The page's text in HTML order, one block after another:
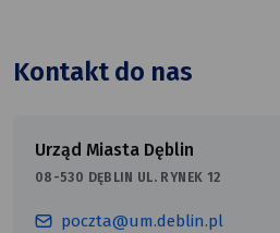
Kontakt do nas
Urząd Miasta Dęblin
08-530 DĘBLIN UL. RYNEK 12
poczta@um.deblin.pl